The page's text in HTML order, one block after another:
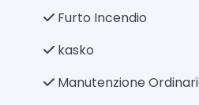
Furto Incendio
kasko
Manutenzione